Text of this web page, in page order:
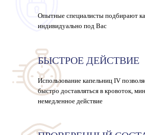
Опытные специалисты подбирают
индивидуально под Вас
БЫСТРОЕ ДЕЙСТВИЕ
Использование капельниц IV
быстро доставляться в кровоток,
немедленное действие